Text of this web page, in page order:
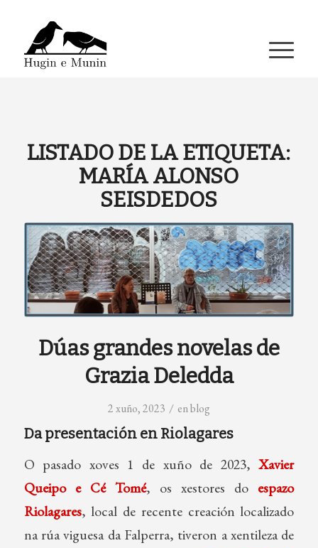
LISTADO DE LA ETIQUETA:
MARÍA ALONSO
SEISDEDOS
Dúas grandes novelas de
Grazia Deledda
2 xuño, 2023 / enblog
Da presentación en Riolagares
O pasado xoves 1 de xuño de 2023,Xavier
Queipo e Cé Tomé, os xestores do espazo
Riolagares, local de recente creación localizado
na rúa viguesa da Falperra, tiveron a xentileza de